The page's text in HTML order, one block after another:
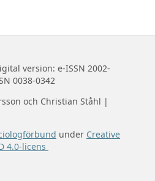
version: e-ISSN 2002-
0038-0342
och Christian Ståhl |
under Creative
4.0-licens